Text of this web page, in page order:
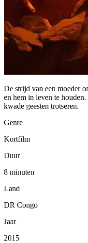
De strijd van een moeder
en hem in leven te
kwade geesten trotseren.
Genre
Kortfilm
Duur
8 minuten
Land
DR Congo
Jaar
2015